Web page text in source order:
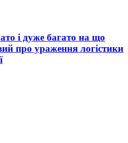
і дуже багато на що
про ураження логістики